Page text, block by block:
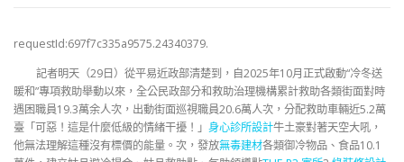
requestId:697f7c335a9575.24340379.
記者明天（29日）從平易近政部清楚到，自2025年10月正式啟動“冷冬送
暖和”專項救助舉動以來，全公民政部分和救助治理機構累計救助各類街面對時
遇困職員19.3萬余人次，出動街面巡視職員20.6萬人次，分配救助車輛近5.2萬
臺「可惡！這是什麼低級的情緒干擾！」 身心診所設計牛土豪對著天空大吼，
他無法理解這種沒有標價的能量。次，發放無毒建材各類御冷物品、食品10.1